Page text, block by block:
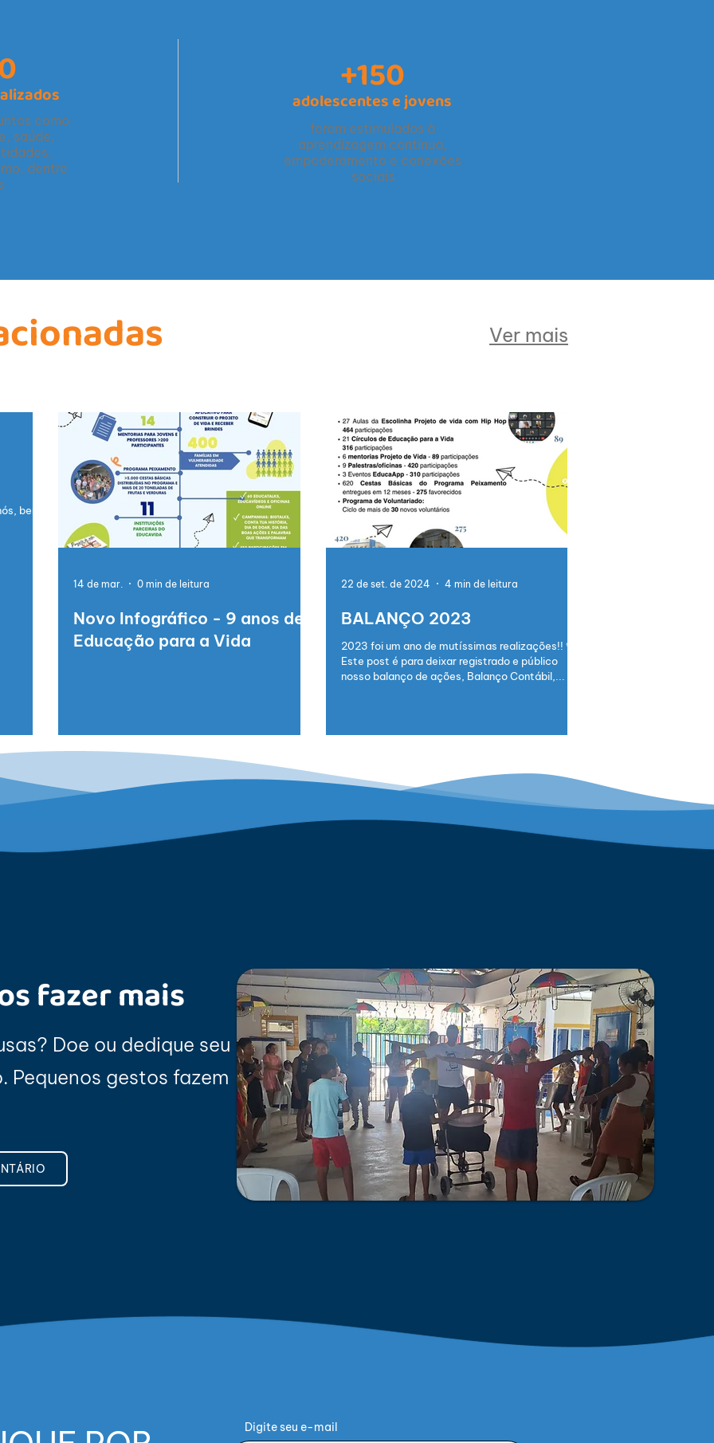
como
saúde,
dentre
+150
adolescentes e jovens
foram estimulados à
aprendizagem contínua,
empoderamento e conexões
sociais
Ver mais
bem
Novo Infográfico - 9 anos de
Educação para a Vida
14 de mar. 0 min de leitura
BALANÇO 2023
2023 foi um ano de mutíssimas realizações!! 💗
Este post é para deixar registrado e público
nosso balanço de ações, Balanço Contábil,...
22 de set. de 2024 4 min de leitura
fazer mais
Doe ou dedique seu
gestos fazem
Digite seu e-mail